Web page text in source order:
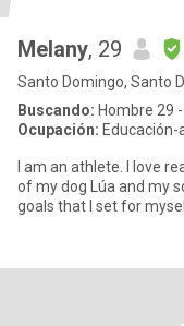
Melany, 29
Santo Domingo, Santo
Buscando: Hombre 29
Ocupación:
I am an athlete. I love
of my dog Lúa and my
goals that I set for